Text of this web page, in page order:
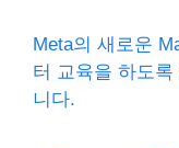
Meta의 새로운
터 교육을 하도
니다.